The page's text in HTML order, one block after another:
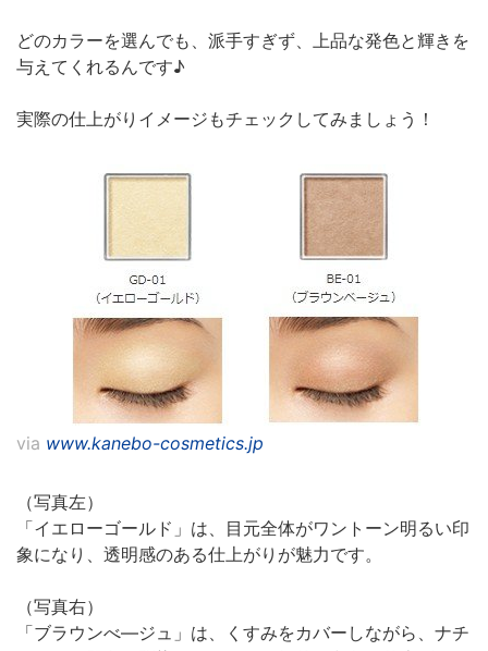
どのカラーを選んでも、派手すぎず、上品な発色と輝きを
与えてくれるんです♪
実際の仕上がりイメージもチェックしてみましょう！
via www.kanebo-cosmetics.jp
（写真左）
「イエローゴールド」は、目元全体がワントーン明るい印
象になり、透明感のある仕上がりが魅力です。
（写真右）
「ブラウンべ―ジュ」は、くすみをカバーしながら、ナチ